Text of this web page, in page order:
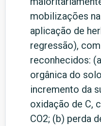
mobilizações
aplicação de
regressão),
reconhecidos:
orgânica do
incremento da
oxidação de C,
CO2; (b) perda